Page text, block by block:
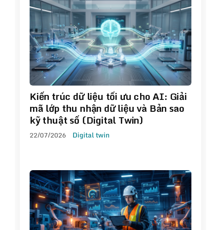
Kiến trúc dữ liệu tối ưu cho AI: Giải
mã lớp thu nhận dữ liệu và Bản sao
kỹ thuật số (Digital Twin)
22/07/2026 Digital twin